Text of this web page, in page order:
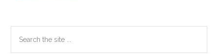
the